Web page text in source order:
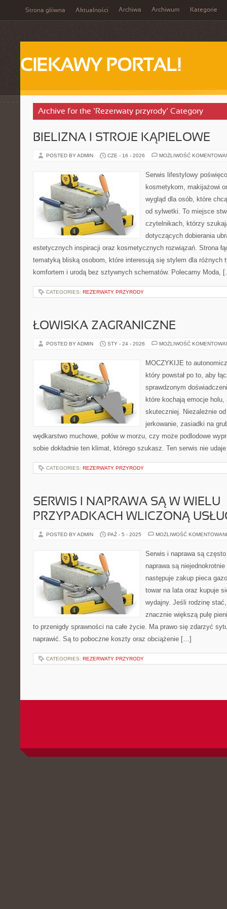
Strona główna Aktualności Archiwa Archiwum Kategorie
CIEKAWY PORTAL!
Archive for the ‘Rezerwaty przyrody’ Category
BIELIZNA I STROJE KĄPIELOWE
POSTED BY ADMIN CZE - 16 - 2026 MOŻLIWOŚĆ
Serwis lifestylowy
kosmetykom, makijażowi
wygląd dla osób, które
od sylwetki. To miejsce
czytelnikach, którzy
dotyczących dobierania
estetycznych inspiracji oraz kosmetycznych rozwiązań. Strona
tematyką bliską osobom, które interesują się stylem dla różnych
komfortem i urodą bez sztywnych schematów. Polecamy Moda,
CATEGORIES: REZERWATY PRZYRODY
ŁOWISKA ZAGRANICZNE
POSTED BY ADMIN STY - 24 - 2026 MOŻLIWOŚĆ
MOCZYKIJE to
który powstał po to, aby
sprawdzonym
które kochają emocje
skuteczniej. Niezależnie
jerkowanie, zasiadki na
wędkarstwo muchowe, połów w morzu, czy może podlodowe
sobie dokładnie ten klimat, którego szukasz. Ten serwis nie
CATEGORIES: REZERWATY PRZYRODY
SERWIS I NAPRAWA SĄ W WIELU
PRZYPADKACH WLICZONĄ
POSTED BY ADMIN PAŹ - 5 - 2025 MOŻLIWOŚĆ
Serwis i naprawa są
naprawa są
następuje zakup pieca
towar na lata oraz kupuje
wydajny. Jeśli rodzinę
znacznie większą pulę
to przenigdy sprawności na całe życie. Ma prawo się zdarzyć
naprawić. Są to poboczne koszty oraz obciążenie […]
CATEGORIES: REZERWATY PRZYRODY